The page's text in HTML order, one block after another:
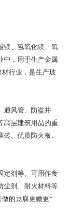
镁、氢氧化镁、氧
中，用于生产金属
行业，是生产玻
通风管、防盗井
高层建筑用品的重
、优质防火板、
定剂等。可用作食
尘剂、耐火材料等
做的豆腐更嫩更*